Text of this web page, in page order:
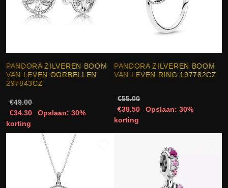
PANDORA ZILVEREN BOOM
VAN LEVEN OORBELLEN
297843CZ
€49.00
€34.30
Opslaan: 30%
korting
PANDORA ZILVEREN BOOM
VAN LEVEN RING 197782CZ
€55.00
€38.50
Opslaan: 30%
korting